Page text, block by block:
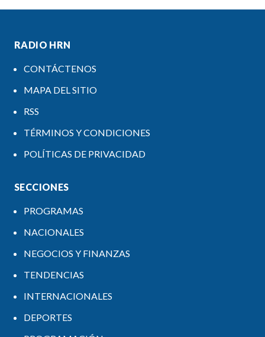
RADIO HRN
CONTÁCTENOS
MAPA DEL SITIO
RSS
TÉRMINOS Y CONDICIONES
POLÍTICAS DE PRIVACIDAD
SECCIONES
PROGRAMAS
NACIONALES
NEGOCIOS Y FINANZAS
TENDENCIAS
INTERNACIONALES
DEPORTES